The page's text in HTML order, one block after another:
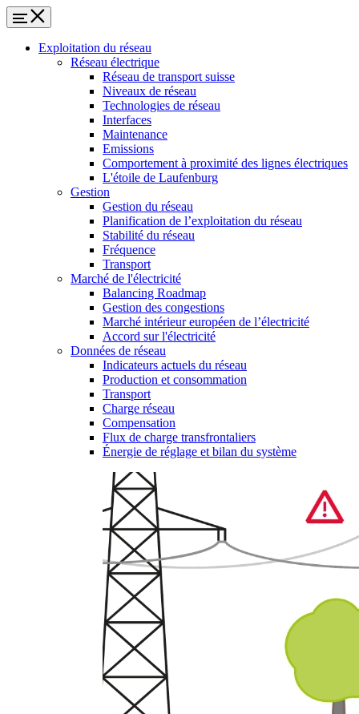
Exploitation du réseau
Réseau électrique
Réseau de transport suisse
Niveaux de réseau
Technologies de réseau
Interfaces
Maintenance
Emissions
Comportement à proximité des lignes électriques
L'étoile de Laufenburg
Gestion
Gestion du réseau
Planification de l’exploitation du réseau
Stabilité du réseau
Fréquence
Transport
Marché de l'électricité
Balancing Roadmap
Gestion des congestions
Marché intérieur européen de l’électricité
Accord sur l'électricité
Données de réseau
Indicateurs actuels du réseau
Production et consommation
Transport
Charge réseau
Compensation
Flux de charge transfrontaliers
Énergie de réglage et bilan du système